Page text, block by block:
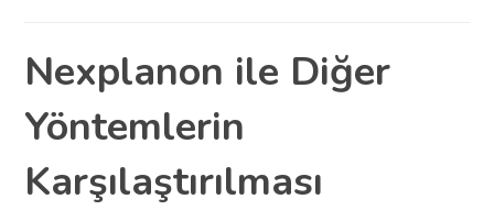
Nexplanon ile Diğer
Yöntemlerin
Karşılaştırılması